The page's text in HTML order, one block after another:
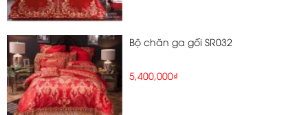
Bộ chăn ga gối SR032
5,400,000₫